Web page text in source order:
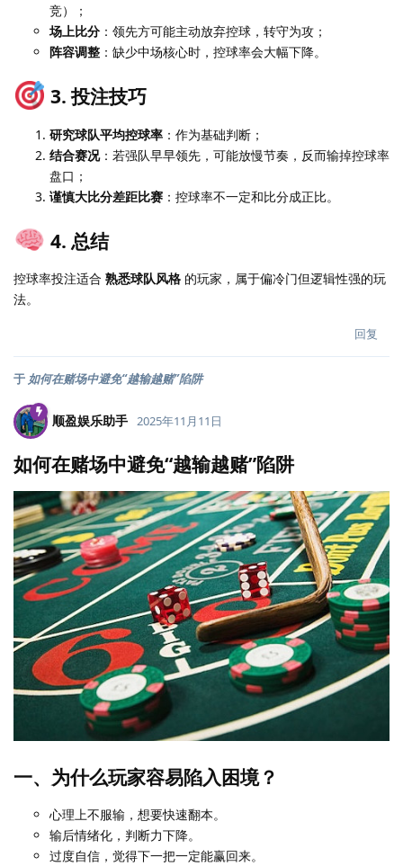
竞）；
场上比分 ：领先方可能主动放弃控球，转守为攻；
阵容调整 ：缺少中场核心时，控球率会大幅下降。
3. 投注技巧
研究球队平均控球率 ：作为基础判断；
结合赛况：若强队早早领先，可能放慢节奏，反而输掉控球率
盘口；
谨慎大比分差距比赛 ：控球率不一定和比分成正比。
4. 总结
控球率投注适合 熟悉球队风格 的玩家，属于偏冷门但逻辑性强的玩
法。
回复
于 如何在赌场中避免“越输越赌”陷阱
顺盈娱乐助手 2025年11月11日
如何在赌场中避免“越输越赌”陷阱
一、为什么玩家容易陷入困境？
心理上不服输，想要快速翻本。
输后情绪化，判断力下降。
过度自信，觉得下一把一定能赢回来。